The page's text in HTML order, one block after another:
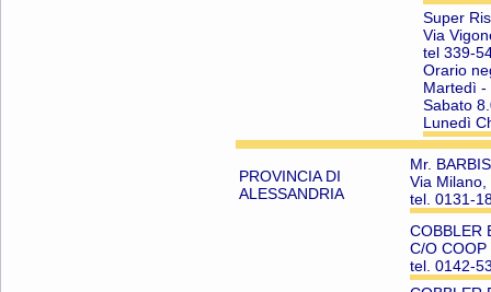
Super
Via
tel 339-
Orario
Martedì -
Sabato
Lunedì
PROVINCIA DI
ALESSANDRIA
Mr.
Via Milano,
tel. 0131-
COBBLER
C/O
tel. 0142-